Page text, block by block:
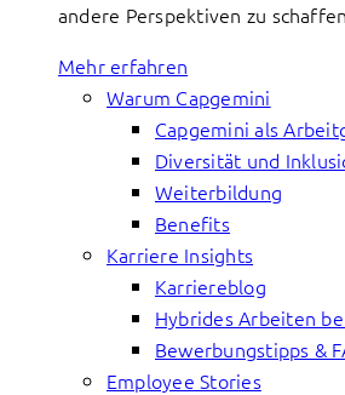
andere Perspektiven zu
Mehr erfahren
Warum Capgemini
Capgemini als
Diversität und
Weiterbildung
Benefits
Karriere Insights
Karriereblog
Hybrides Arbeiten
Bewerbungstipps &
Employee Stories